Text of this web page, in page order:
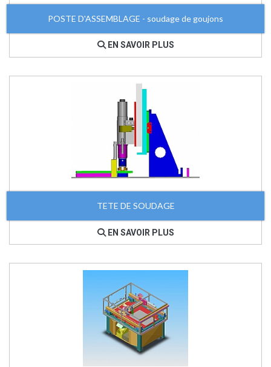
POSTE D'ASSEMBLAGE - soudage de goujons
EN SAVOIR PLUS
TETE DE SOUDAGE
EN SAVOIR PLUS